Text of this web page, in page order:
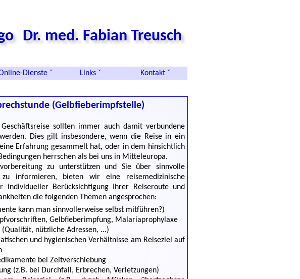
Dr. med. Fabian Treusch
Dienste ˇ Links ˇ Kontakt ˇ
(Gelbfieberimpfstelle)
sollten immer auch damit verbundene
Dies gilt insbesondere, wenn die Reise in ein
Erfahrung gesammelt hat, oder in dem hinsichtlich
herrschen als bei uns in Mitteleuropa.
zu unterstützen und Sie über sinnvolle
zu informieren, bieten wir eine reisemedizinische
individueller Berücksichtigung Ihrer Reiseroute und
die folgenden Themen angesprochen:
kann man sinnvollerweise selbst mitführen?)
Gelbfieberimpfung, Malariaprophylaxe
nützliche Adressen, ...)
und hygienischen Verhältnisse am Reiseziel auf
bei Zeitverschiebung
(z.B. bei Durchfall, Erbrechen, Verletzungen)